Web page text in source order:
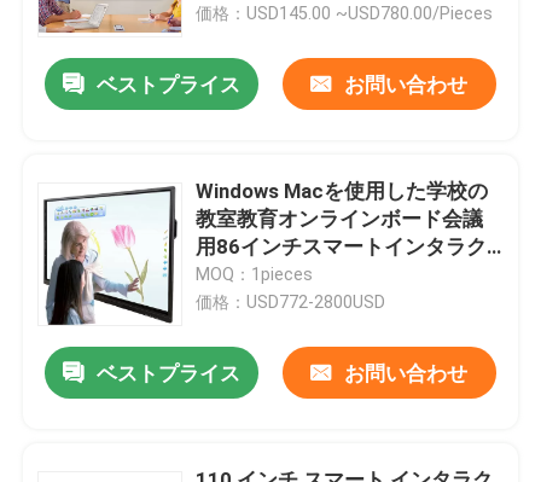
価格：USD145.00 ~USD780.00/Pieces
ベストプライス お問い合わせ
Windows Macを使用した学校の
教室教育オンラインボード会議
用86インチスマートインタラク
ティブホワイトボード
MOQ：1pieces
価格：USD772-2800USD
ベストプライス お問い合わせ